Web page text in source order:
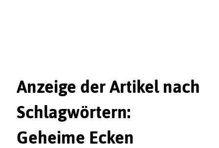
Anzeige der Artikel nach
Schlagwörtern:
Geheime Ecken